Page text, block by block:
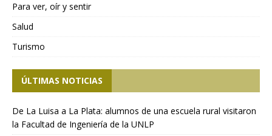
Para ver, oír y sentir
Salud
Turismo
ÚLTIMAS NOTICIAS
De La Luisa a La Plata: alumnos de una escuela rural visitaron
la Facultad de Ingeniería de la UNLP